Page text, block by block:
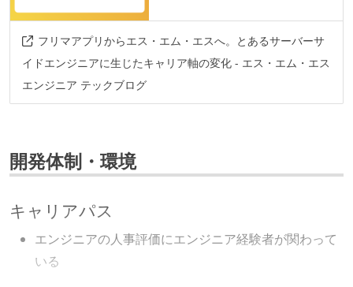
フリマアプリからエス・エム・エスへ。とあるサーバーサ
イドエンジニアに生じたキャリア軸の変化 - エス・エム・エス
エンジニア テックブログ
開発体制・環境
キャリアパス
エンジニアの人事評価にエンジニア経験者が関わって
いる